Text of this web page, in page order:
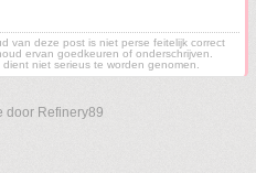
van deze post is niet perse feitelijk correct
ervan goedkeuren of onderschrijven.
niet serieus te worden genomen.
door Refinery89